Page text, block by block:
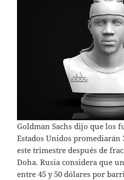
Goldman Sachs dijo que los
Estados Unidos
este trimestre después de
Doha. Rusia considera que
entre 45 y 50 dólares por